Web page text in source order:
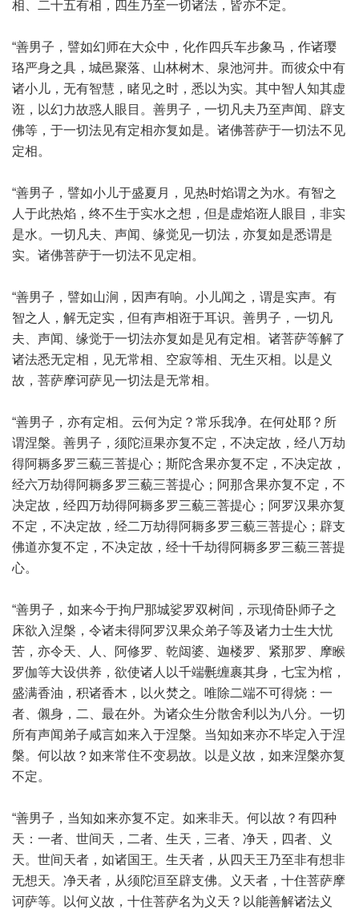
相、二十五有相，四生乃至一切诸法，皆亦不定。
“善男子，譬如幻师在大众中，化作四兵车步象马，作诸璎
珞严身之具，城邑聚落、山林树木、泉池河井。而彼众中有
诸小儿，无有智慧，睹见之时，悉以为实。其中智人知其虚
诳，以幻力故惑人眼目。善男子，一切凡夫乃至声闻、辟支
佛等，于一切法见有定相亦复如是。诸佛菩萨于一切法不见
定相。
“善男子，譬如小儿于盛夏月，见热时焰谓之为水。有智之
人于此热焰，终不生于实水之想，但是虚焰诳人眼目，非实
是水。一切凡夫、声闻、缘觉见一切法，亦复如是悉谓是
实。诸佛菩萨于一切法不见定相。
“善男子，譬如山涧，因声有响。小儿闻之，谓是实声。有
智之人，解无定实，但有声相诳于耳识。善男子，一切凡
夫、声闻、缘觉于一切法亦复如是见有定相。诸菩萨等解了
诸法悉无定相，见无常相、空寂等相、无生灭相。以是义
故，菩萨摩诃萨见一切法是无常相。
“善男子，亦有定相。云何为定？常乐我净。在何处耶？所
谓涅槃。善男子，须陀洹果亦复不定，不决定故，经八万劫
得阿耨多罗三藐三菩提心；斯陀含果亦复不定，不决定故，
经六万劫得阿耨多罗三藐三菩提心；阿那含果亦复不定，不
决定故，经四万劫得阿耨多罗三藐三菩提心；阿罗汉果亦复
不定，不决定故，经二万劫得阿耨多罗三藐三菩提心；辟支
佛道亦复不定，不决定故，经十千劫得阿耨多罗三藐三菩提
心。
“善男子，如来今于拘尸那城娑罗双树间，示现倚卧师子之
床欲入涅槃，令诸未得阿罗汉果众弟子等及诸力士生大忧
苦，亦令天、人、阿修罗、乾闼婆、迦楼罗、紧那罗、摩睺
罗伽等大设供养，欲使诸人以千端氎缠裹其身，七宝为棺，
盛满香油，积诸香木，以火焚之。唯除二端不可得烧：一
者、儭身，二、最在外。为诸众生分散舍利以为八分。一切
所有声闻弟子咸言如来入于涅槃。当知如来亦不毕定入于涅
槃。何以故？如来常住不变易故。以是义故，如来涅槃亦复
不定。
“善男子，当知如来亦复不定。如来非天。何以故？有四种
天：一者、世间天，二者、生天，三者、净天，四者、义
天。世间天者，如诸国王。生天者，从四天王乃至非有想非
无想天。净天者，从须陀洹至辟支佛。义天者，十住菩萨摩
诃萨等。以何义故，十住菩萨名为义天？以能善解诸法义